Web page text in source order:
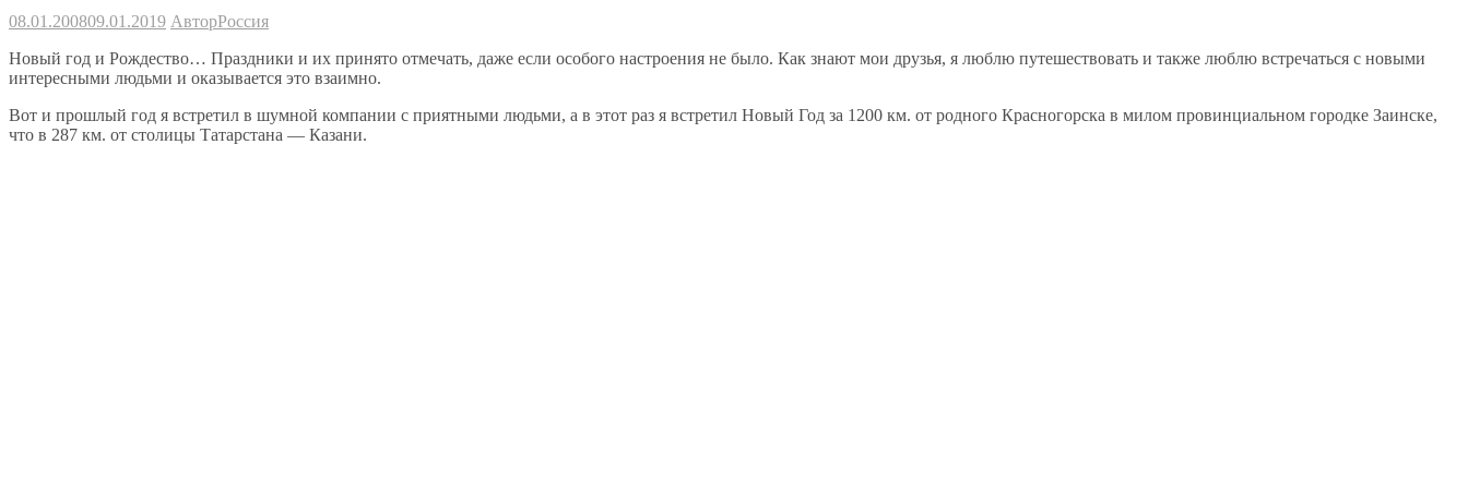
08.01.200809.01.2019 АвторРоссия
Новый год и Рождество… Праздники и их принято отмечать, даже если особого настроения не было. Как знают мои друзья, я люблю путешествовать и также люблю встречаться с новыми
интересными людьми и оказывается это взаимно.
Вот и прошлый год я встретил в шумной компании с приятными людьми, а в этот раз я встретил Новый Год за 1200 км. от родного Красногорска в милом провинциальном городке Заинске,
что в 287 км. от столицы Татарстана — Казани.